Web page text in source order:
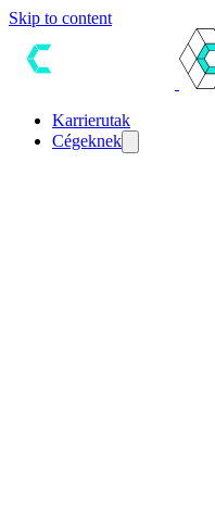
Skip to content
Karrierutak
Cégeknek